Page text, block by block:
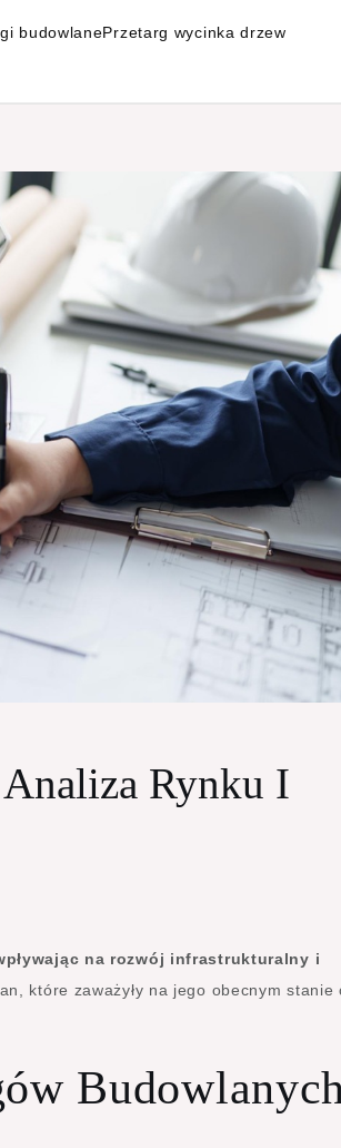
budowlanePrzetarg wycinka drzew
Rynku I
na rozwój infrastrukturalny i
które zaważyły na jego obecnym stanie